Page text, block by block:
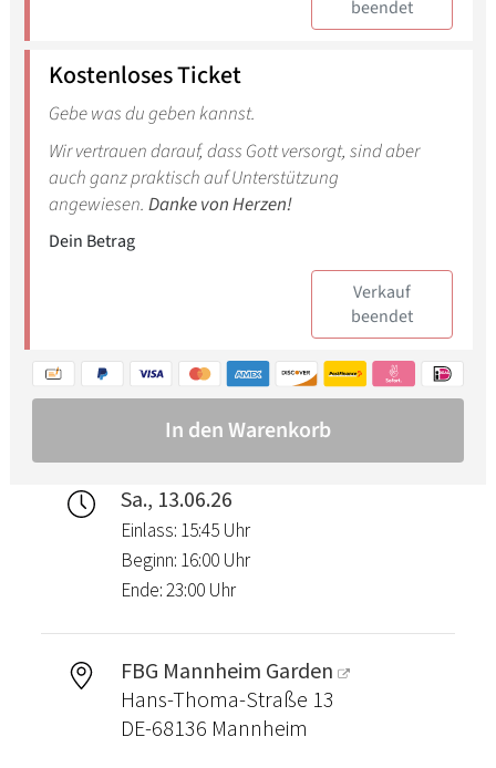
Sa., 13.06.26
Einlass: 15:45 Uhr
Beginn: 16:00 Uhr
Ende: 23:00 Uhr
FBG Mannheim Garden
Hans-Thoma-Straße 13
DE-68136 Mannheim